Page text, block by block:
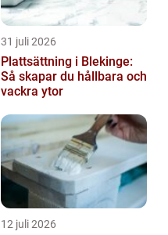
31 juli 2026
Plattsättning i Blekinge:
Så skapar du hållbara och
vackra ytor
12 juli 2026